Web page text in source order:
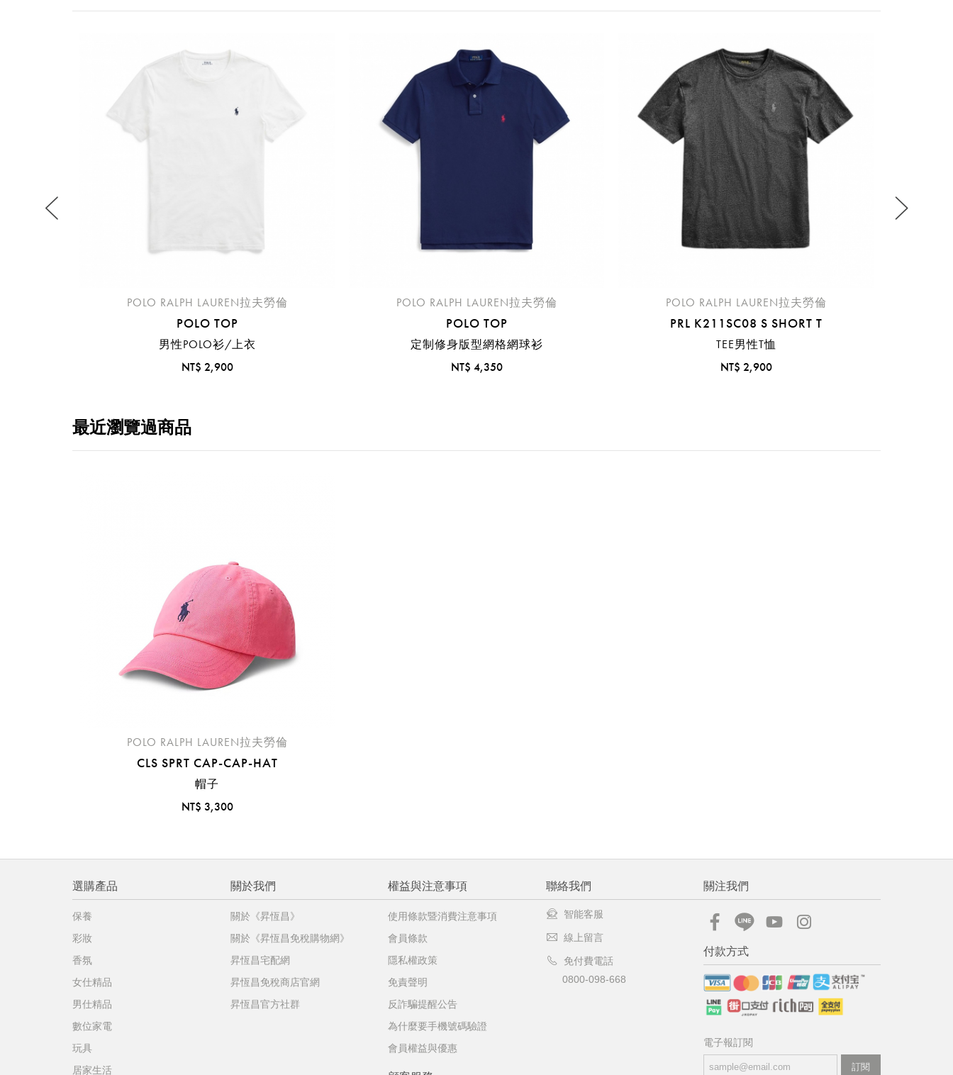
臺中國際機場(RMQ)
高雄國際機場(KHH)
免稅品線上預訂服務限
不同機場的下單時間皆不相同，細節或訂購流程指引，請瀏覽
購物流程說
您必須登入才有辦法使用喜愛清單！
POLO RALPH LAUREN拉夫勞倫
POLO TOP
男性POLO衫/上衣
NT$ 2,900
POLO RALPH LAUREN拉夫勞倫
POLO TOP
定制修身版型網格網球衫
NT$ 4,350
POLO RALPH LAUREN拉夫勞倫
PRL K211SC08 S SHORT T
TEE男性T恤
NT$ 2,900
最近瀏覽過商品
POLO RALPH LAUREN拉夫勞倫
CLS SPRT CAP-CAP-HAT
帽子
NT$ 3,300
選購產品
保養
彩妝
香氛
女仕精品
男仕精品
數位家電
玩具
居家生活
關於我們
關於《昇恆昌》
關於《昇恆昌免稅購物網》
昇恆昌宅配網
昇恆昌免稅商店官網
昇恆昌官方社群
權益與注意事項
使用條款暨消費注意事項
會員條款
隱私權政策
免責聲明
反詐騙提醒公告
為什麼要手機號碼驗證
會員權益與優惠
聯絡我們
智能客服
線上留言
免付費電話
0800-098-668
關注我們
付款方式
電子報訂閱
訂閱